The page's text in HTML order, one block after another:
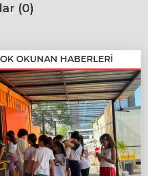
(0)
OKUNAN HABERLERİ